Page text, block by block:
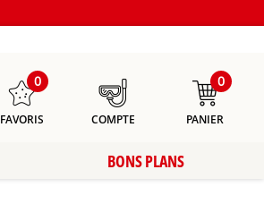
0
FAVORIS COMPTE
0
PANIER
BONS PLANS